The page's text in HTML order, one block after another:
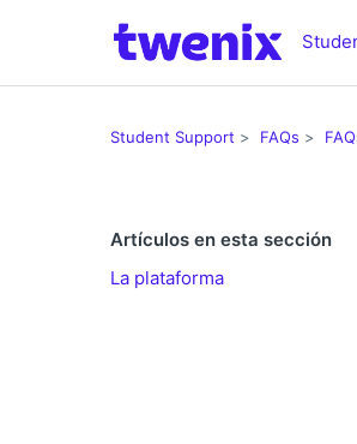
Student Support FAQs
Artículos en esta sección
La plataforma